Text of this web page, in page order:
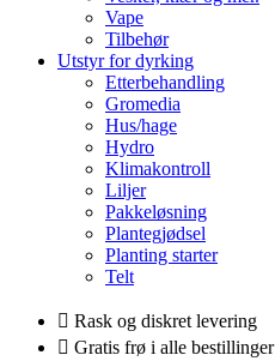
Vape
Tilbehør
Utstyr for dyrking
Etterbehandling
Gromedia
Hus/hage
Hydro
Klimakontroll
Liljer
Pakkeløsning
Plantegjødsel
Planting starter
Telt
Rask og diskret levering
Gratis frø i alle bestillinger